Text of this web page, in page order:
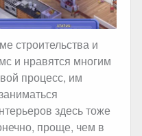
строительства и
и нравятся многим
процесс, им
здесь тоже
проще, чем в